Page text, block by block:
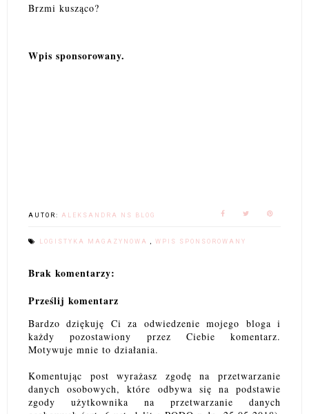
Brzmi kusząco?
Wpis sponsorowany.
AUTOR: ALEKSANDRA NS BLOG
LOGISTYKA MAGAZYNOWA WPIS SPONSOROWANY
Brak komentarzy:
Prześlij komentarz
Bardzo dziękuję Ci za odwiedzenie mojego bloga i
każdy pozostawiony przez Ciebie komentarz.
Motywuje mnie to działania.
Komentując post wyrażasz zgodę na przetwarzanie
danych osobowych, które odbywa się na podstawie
zgody użytkownika na przetwarzanie danych